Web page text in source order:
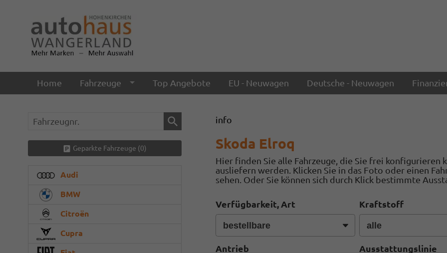
Home Fahrzeuge Top Angebote EU - Neuwagen Deutsche - Neuwagen
info
Skoda Elroq
Hier finden Sie alle Fahrzeuge, die Sie frei
ausliefern werden. Klicken Sie in das Foto oder einen
sehen. Oder Sie können sich durch Klick bestimmte
Verfügbarkeit, Art Kraftstoff
Antrieb Ausstattungslinie
Fahrzeugnr.
Geparkte Fahrzeuge (0)
Audi
BMW
Citroën
Cupra